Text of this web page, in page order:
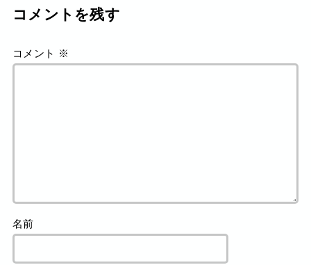
コメントを残す
コメント ※
名前